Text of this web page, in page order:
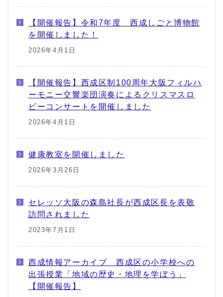
【開催報告】令和7年度 西成しごと博物館
を開催しました！
2026年4月1日
【開催報告】西成区制100周年大阪フィルハ
ーモニー交響楽団演奏によるクリスマスロ
ビーコンサートを開催しました
2026年4月1日
健康教室を開催しました
2026年3月26日
セレッソ大阪の森島社長が西成区長を表敬
訪問されました
2023年7月1日
西成情報アーカイブ 西成区の小学校への
出張授業「地域の歴史・地理を学ぼう」
【開催報告】